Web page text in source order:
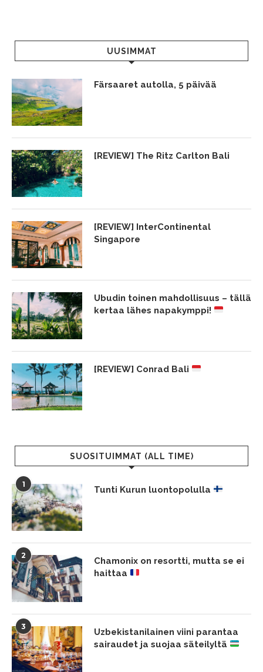
UUSIMMAT
Färsaaret autolla, 5 päivää
[REVIEW] The Ritz Carlton Bali
[REVIEW] InterContinental
Singapore
Ubudin toinen mahdollisuus – tällä
kertaa lähes napakymppi!
[REVIEW] Conrad Bali
SUOSITUIMMAT (ALL TIME)
1
Tunti Kurun luontopolulla
2
Chamonix on resortti, mutta se ei
haittaa
3
Uzbekistanilainen viini parantaa
sairaudet ja suojaa säteilyltä